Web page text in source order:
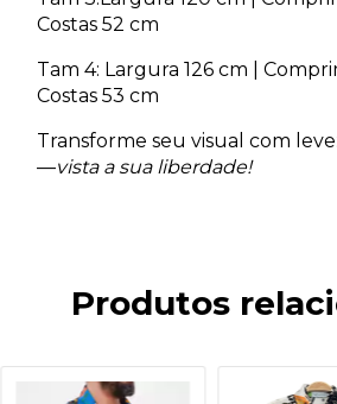
Costas 52 cm
Tam 4: Largura 126 cm |
Costas 53 cm
Transforme seu visual com
—vista a sua liberdade!
Produtos